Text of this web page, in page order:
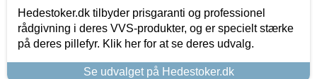
Hedestoker.dk tilbyder prisgaranti og professionel
rådgivning i deres VVS-produkter, og er specielt stærke
på deres pillefyr. Klik her for at se deres udvalg.
Se udvalget på Hedestoker.dk